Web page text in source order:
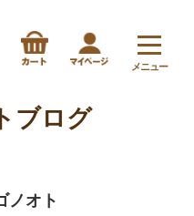
メニュー
ブログ
ノオト